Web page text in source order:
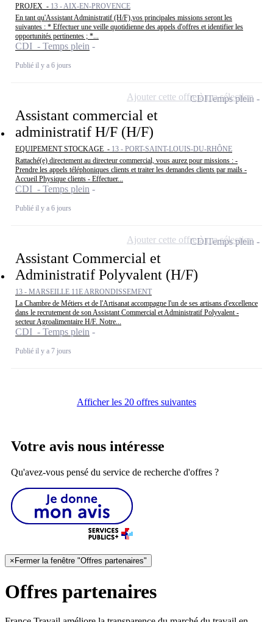
PROJEX - 13 - AIX-EN-PROVENCE
En tant qu'Assistant Administratif (H/F),vos principales missions seront les
suivantes : * Effectuer une veille quotidienne des appels d'offres et identifier les
opportunités pertinentes ; *...
CDI - Temps plein
Publié il y a 6 jours
Assistant commercial et
administratif H/F (H/F)
EQUIPEMENT STOCKAGE - 13 - PORT-SAINT-LOUIS-DU-RHÔNE
Rattaché(e) directement au directeur commercial, vous aurez pour missions : -
Prendre les appels téléphoniques clients et traiter les demandes clients par mails -
Accueil Physique clients - Effectuer...
CDI - Temps plein
Publié il y a 6 jours
CDITemps plein
Ajouter cette offre à ma sélection
Assistant Commercial et
Administratif Polyvalent (H/F)
13 - MARSEILLE 11E ARRONDISSEMENT
La Chambre de Métiers et de l'Artisanat accompagne l'un de ses artisans d'excellence
dans le recrutement de son Assistant Commercial et Administratif Polyvalent -
secteur Agroalimentaire H/F. Notre...
CDI - Temps plein
Publié il y a 7 jours
CDITemps plein
Ajouter cette offre à ma sélection
Afficher les 20 offres suivantes
Votre avis nous intéresse
Qu'avez-vous pensé du service de recherche d'offres ?
× Fermer la fenêtre "Offres partenaires"
Offres partenaires